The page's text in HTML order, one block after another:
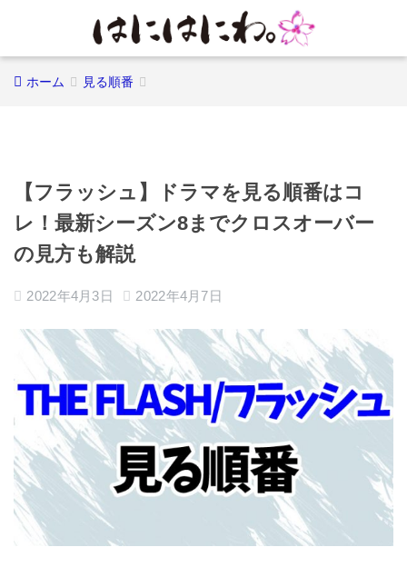
ホーム 見る順番
【フラッシュ】ドラマを見る順番はコ
レ！最新シーズン8までクロスオーバー
の見方も解説
2022年4月3日 2022年4月7日